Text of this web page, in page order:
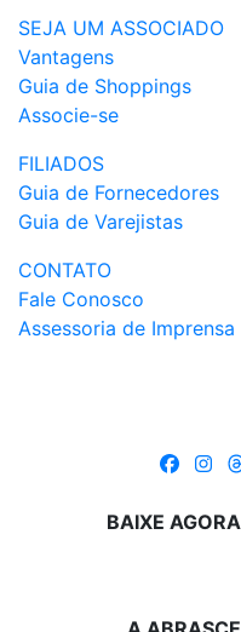
SEJA UM ASSOCIADO
Vantagens
Guia de Shoppings
Associe-se
FILIADOS
Guia de Fornecedores
Guia de Varejistas
CONTATO
Fale Conosco
Assessoria de Imprensa
BAIXE